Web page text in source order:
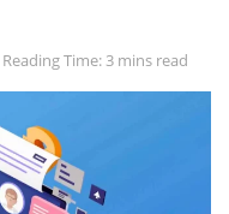
Reading Time: 3 mins read